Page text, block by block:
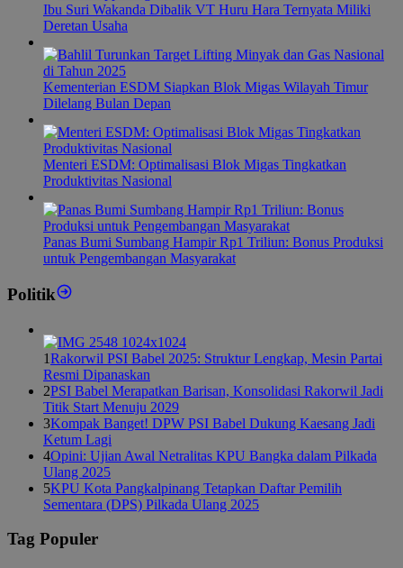
Ibu Suri Wakanda Dibalik VT Huru Hara Ternyata Miliki
Deretan Usaha
Kementerian ESDM Siapkan Blok Migas Wilayah Timur
Dilelang Bulan Depan
Menteri ESDM: Optimalisasi Blok Migas Tingkatkan
Produktivitas Nasional
Panas Bumi Sumbang Hampir Rp1 Triliun: Bonus Produksi
untuk Pengembangan Masyarakat
Politik
1Rakorwil PSI Babel 2025: Struktur Lengkap, Mesin Partai
Resmi Dipanaskan
2PSI Babel Merapatkan Barisan, Konsolidasi Rakorwil Jadi
Titik Start Menuju 2029
3Kompak Banget! DPW PSI Babel Dukung Kaesang Jadi
Ketum Lagi
4Opini: Ujian Awal Netralitas KPU Bangka dalam Pilkada
Ulang 2025
5KPU Kota Pangkalpinang Tetapkan Daftar Pemilih
Sementara (DPS) Pilkada Ulang 2025
Tag Populer